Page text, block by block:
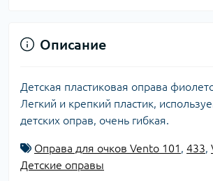
Описание
Детская пластиковая оправа
Легкий и крепкий пластик,
детских оправ, очень гибкая.
Оправа для очков Vento 101 433
Детские оправы